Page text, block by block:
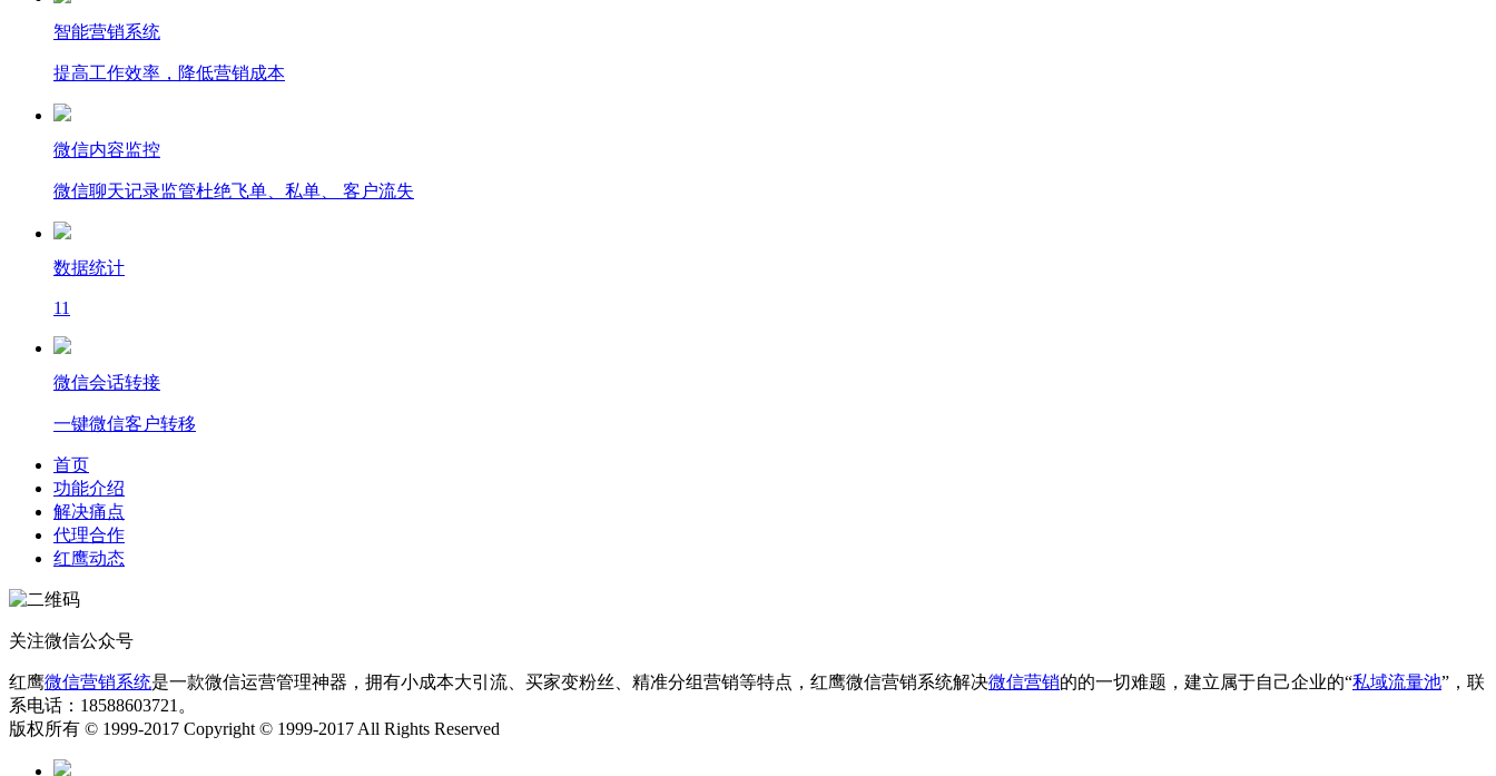
智能营销系统
提高工作效率，降低营销成本
微信内容监控
微信聊天记录监管杜绝飞单、私单、 客户流失
数据统计
11
微信会话转接
一键微信客户转移
首页
功能介绍
解决痛点
代理合作
红鹰动态
关注微信公众号
红鹰微信营销系统是一款微信运营管理神器，拥有小成本大引流、买家变粉丝、精准分组营销等特点，红鹰微信营销系统解决微信营销的的一切难题，建立属于自己企业的“私域流量池”，联
系电话：18588603721。
版权所有 © 1999-2017 Copyright © 1999-2017 All Rights Reserved